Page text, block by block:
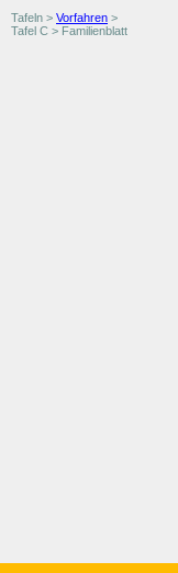
Tafeln > Vorfahren >
Tafel C > Familienblatt